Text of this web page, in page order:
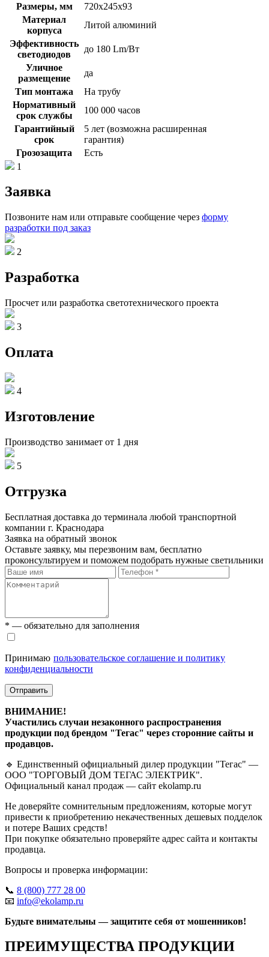
Размеры, мм
720х245х93
Материал
корпуса
Литой алюминий
Эффективность
светодиодов
до 180 Lm/Вт
Уличное
размещение
да
Тип монтажа
На трубу
Нормативный
срок службы
100 000 часов
Гарантийный
срок
5 лет (возможна расширенная
гарантия)
Грозозащита
Есть
1
Заявка
Позвоните нам или отправьте сообщение через форму
разработки под заказ
2
Разработка
Просчет или разработка светотехнического проекта
3
Оплата
4
Изготовление
Производство занимает от 1 дня
5
Отгрузка
Бесплатная доставка до терминала любой транспортной
компании г. Краснодара
Заявка на обратный звонок
Оставьте заявку, мы перезвоним вам, бесплатно
проконсультируем и поможем подобрать нужные светильники
* — обязательно для заполнения
Принимаю пользовательское соглашение и политику
конфиденциальности
Отправить
ВНИМАНИЕ!
Участились случаи незаконного распространения
продукции под брендом "Тегас" через сторонние сайты и
продавцов.
🔹 Единственный официальный дилер продукции "Тегас" —
ООО "ТОРГОВЫЙ ДОМ ТЕГАС ЭЛЕКТРИК".
Официальный канал продаж — сайт ekolamp.ru
Не доверяйте сомнительным предложениям, которые могут
привести к приобретению некачественных дешевых подделок
и потере Ваших средств!
При покупке обязательно проверяйте адрес сайта и контакты
продавца.
Вопросы и проверка информации:
📞 8 (800) 777 28 00
📧 info@ekolamp.ru
Будьте внимательны — защитите себя от мошенников!
ПРЕИМУЩЕСТВА ПРОДУКЦИИ